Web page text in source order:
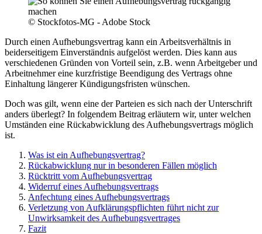
© Stockfotos-MG - Adobe Stock
Durch einen Aufhebungsvertrag kann ein Arbeitsverhältnis in
beiderseitigem Einverständnis aufgelöst werden. Dies kann aus
verschiedenen Gründen von Vorteil sein, z.B. wenn Arbeitgeber und
Arbeitnehmer eine kurzfristige Beendigung des Vertrags ohne
Einhaltung längerer Kündigungsfristen wünschen.
Doch was gilt, wenn eine der Parteien es sich nach der Unterschrift
anders überlegt? In folgendem Beitrag erläutern wir, unter welchen
Umständen eine Rückabwicklung des Aufhebungsvertrags möglich
ist.
Was ist ein Aufhebungsvertrag?
Rückabwicklung nur in besonderen Fällen möglich
Rücktritt vom Aufhebungsvertrag
Widerruf eines Aufhebungsvertrags
Anfechtung eines Aufhebungsvertrags
Verletzung von Aufklärungspflichten führt nicht zur
Unwirksamkeit des Aufhebungsvertrages
Fazit